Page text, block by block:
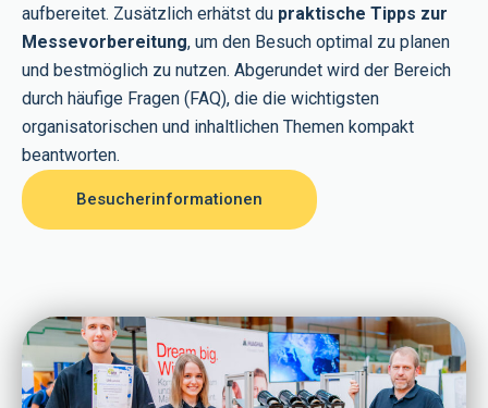
aufbereitet. Zusätzlich erhätst du praktische Tipps zur
Messevorbereitung, um den Besuch optimal zu planen
und bestmöglich zu nutzen. Abgerundet wird der Bereich
durch häufige Fragen (FAQ), die die wichtigsten
organisatorischen und inhaltlichen Themen kompakt
beantworten.
Besucherinformationen